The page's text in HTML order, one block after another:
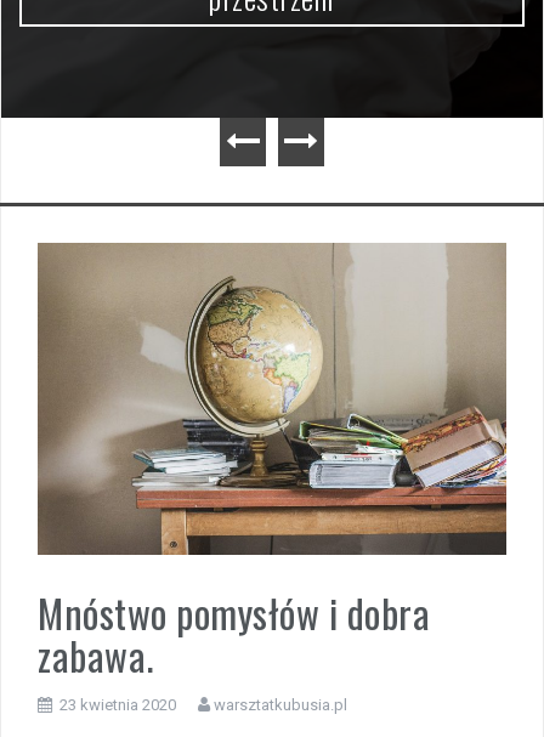
Mnóstwo pomysłów i dobra
zabawa.
23 kwietnia 2020 warsztatkubusia.pl